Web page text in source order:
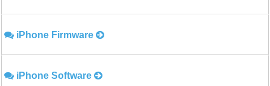
iPhone Firmware
iPhone Software